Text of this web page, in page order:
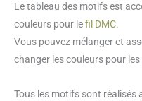
Le tableau des motifs est
couleurs pour lefil DMC.
Vous pouvez mélanger et
changer les couleurs pour
Tous les motifs sont réalisés